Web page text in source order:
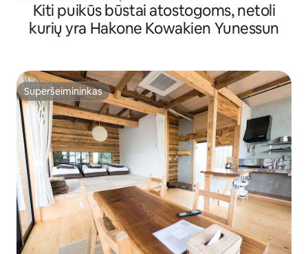
Kiti puikūs būstai atostogoms, netoli
kurių yra Hakone Kowakien Yunessun
Superšeimininkas
Superšeimininkas